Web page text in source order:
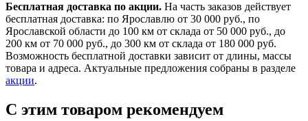
Бесплатная доставка по акции. На часть заказов действует
бесплатная доставка: по Ярославлю от 30 000 руб., по
Ярославской области до 100 км от склада от 50 000 руб., до
200 км от 70 000 руб., до 300 км от склада от 180 000 руб.
Возможность бесплатной доставки зависит от длины, массы
товара и адреса. Актуальные предложения собраны в разделе
акции.
С этим товаром рекомендуем